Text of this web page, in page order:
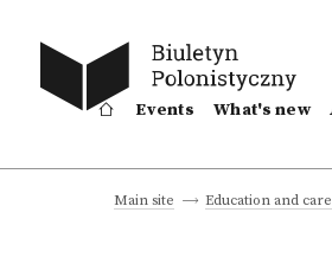
Events What's new
Main site Education and